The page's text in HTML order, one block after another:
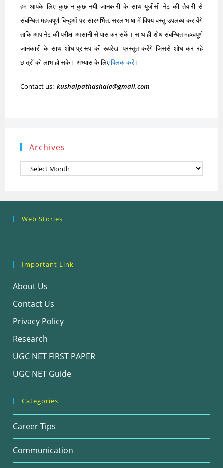
हम आपके लिए कुछ न कुछ नयी जानकारी के साथ यूजीसी नेट की तैयारी से
संबन्धित महत्वपूर्ण बिन्दुओं पर सारगर्भित, सरल भाषा में विषय-वस्तु उपलब्ध करायेंगे
ताकि आप नेट की परीक्षा आसानी से पास कर सकें। साथ ही शोध संबन्धित महत्वपूर्ण
जानकारी के साथ शोध-प्रारूप की रूपरेखा प्रस्तुत करेंगे जिससे शोध कर रहे
छात्रों को लाभ हो सके। अभ्यास के लिएक्लिक करें ।
Contact us:kushalpathashala@gmail.com
Archives
Archives
Web Stories
Ethics (शोध
Important Link
About Us
Contact Us
Privacy Policy
Research
UGC NET FIRST PAPER
UGC NET Guide
Categories
Career Tips
Communication